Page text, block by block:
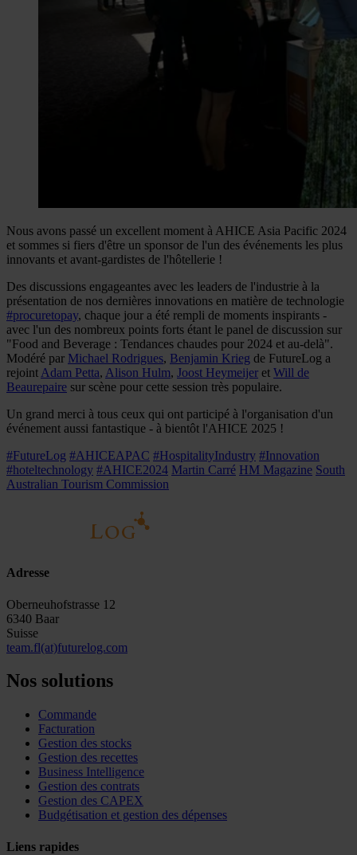
Nous avons passé un excellent moment à AHICE Asia Pacific 2024
et sommes si fiers d'être un sponsor de l'un des événements les plus
innovants et avant-gardistes de l'hôtellerie !
Des discussions engageantes avec les leaders de l'industrie à la
présentation de nos dernières innovations en matière de technologie
#procuretopay, chaque jour a été rempli de moments inspirants -
avec l'un des nombreux points forts étant le panel de discussion sur
"Food and Beverage : Tendances chaudes pour 2024 et au-delà".
Modéré par Michael Rodrigues, Benjamin Krieg de FutureLog a
rejoint Adam Petta, Alison Hulm, Joost Heymeijer et Will de
Beaurepaire sur scène pour cette session très populaire.
Un grand merci à tous ceux qui ont participé à l'organisation d'un
événement aussi fantastique - à bientôt l'AHICE 2025 !
#FutureLog #AHICEAPAC #HospitalityIndustry #Innovation
#hoteltechnology #AHICE2024 Martin Carré HM Magazine South
Australian Tourism Commission
Adresse
Oberneuhofstrasse 12
6340 Baar
Suisse
team.fl(at)futurelog.com
Nos solutions
Commande
Facturation
Gestion des stocks
Gestion des recettes
Business Intelligence
Gestion des contrats
Gestion des CAPEX
Budgétisation et gestion des dépenses
Liens rapides